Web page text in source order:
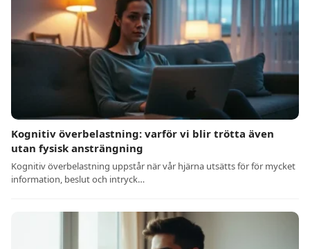
Kognitiv överbelastning: varför vi blir trötta även
utan fysisk ansträngning
Kognitiv överbelastning uppstår när vår hjärna utsätts för för mycket
information, beslut och intryck…